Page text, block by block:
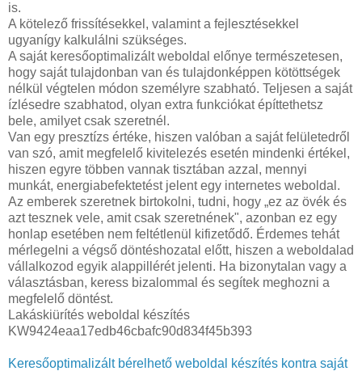
is.
A kötelező frissítésekkel, valamint a fejlesztésekkel
ugyanígy kalkulálni szükséges.
A saját keresőoptimalizált weboldal előnye természetesen,
hogy saját tulajdonban van és tulajdonképpen kötöttségek
nélkül végtelen módon személyre szabható. Teljesen a saját
ízlésedre szabhatod, olyan extra funkciókat építtethetsz
bele, amilyet csak szeretnél.
Van egy presztízs értéke, hiszen valóban a saját felületedről
van szó, amit megfelelő kivitelezés esetén mindenki értékel,
hiszen egyre többen vannak tisztában azzal, mennyi
munkát, energiabefektetést jelent egy internetes weboldal.
Az emberek szeretnek birtokolni, tudni, hogy „ez az övék és
azt tesznek vele, amit csak szeretnének", azonban ez egy
honlap esetében nem feltétlenül kifizetődő. Érdemes tehát
mérlegelni a végső döntéshozatal előtt, hiszen a weboldalad
vállalkozod egyik alappillérét jelenti. Ha bizonytalan vagy a
választásban, keress bizalommal és segítek meghozni a
megfelelő döntést.
Lakáskiürítés weboldal készítés
KW9424eaa17edb46cbafc90d834f45b393
Keresőoptimalizált bérelhető weboldal készítés kontra saját